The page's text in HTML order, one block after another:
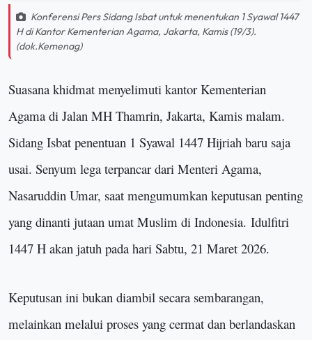
Konferensi Pers Sidang Isbat untuk menentukan 1 Syawal 1447
H di Kantor Kementerian Agama, Jakarta, Kamis (19/3).
(dok.Kemenag)
Suasana khidmat menyelimuti kantor Kementerian
Agama di Jalan MH Thamrin, Jakarta, Kamis malam.
Sidang Isbat penentuan 1 Syawal 1447 Hijriah baru saja
usai. Senyum lega terpancar dari Menteri Agama,
Nasaruddin Umar, saat mengumumkan keputusan penting
yang dinanti jutaan umat Muslim di Indonesia. Idulfitri
1447 H akan jatuh pada hari Sabtu, 21 Maret 2026.
Keputusan ini bukan diambil secara sembarangan,
melainkan melalui proses yang cermat dan berlandaskan